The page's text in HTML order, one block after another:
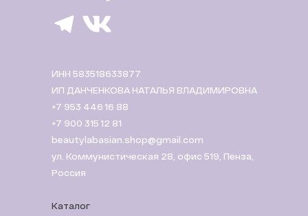
ИНН 583518633877
ИП ДАНЧЕНКОВА НАТАЛЬЯ ВЛАДИМИРОВНА
+7 953 446 16 88
+7 900 315 12 81
beautylabasian.shop@gmail.com
ул. Коммунистическая 28, офис 519, Пенза,
Россия
Каталог